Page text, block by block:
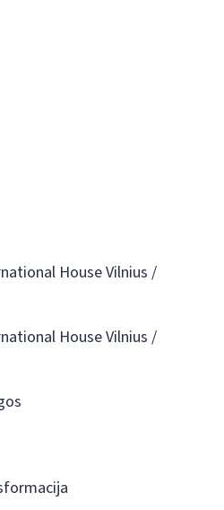
House Vilnius /
House Vilnius /